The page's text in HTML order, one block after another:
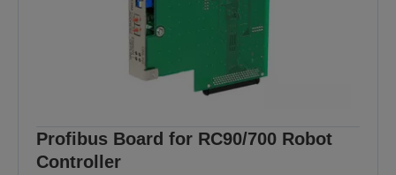
Profibus Board for RC90/700 Robot
Controller